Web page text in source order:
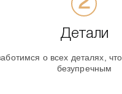
Детали
о всех деталях,
безупречным